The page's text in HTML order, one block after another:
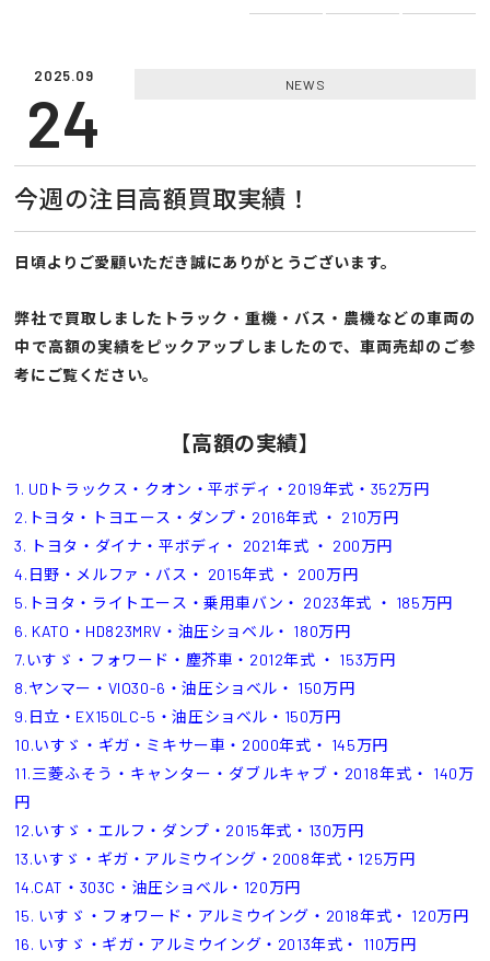
2025.09
24 NEWS
今週の注目高額買取実績！
日頃よりご愛顧いただき誠にありがとうございます。
弊社で買取しましたトラック・重機・バス・農機などの車両の
中で高額の実績をピックアップしましたので、車両売却のご参
考にご覧ください。
【高額の実績】
1. UDトラックス・クオン・平ボディ・2019年式・352万円
2.トヨタ・トヨエース・ダンプ・2016年式 ・ 210万円
3. トヨタ・ダイナ・平ボディ・ 2021年式 ・ 200万円
4.日野・メルファ・バス・ 2015年式 ・ 200万円
5.トヨタ・ライトエース・乗用車バン・ 2023年式 ・ 185万円
6. KATO・HD823MRV・油圧ショベル・ 180万円
7.いすゞ・フォワード・塵芥車・2012年式 ・ 153万円
8.ヤンマー・VIO30-6・油圧ショベル・ 150万円
9.日立・EX150LC-5・油圧ショベル・150万円
10.いすゞ・ギガ・ミキサー車・2000年式・ 145万円
11.三菱ふそう・キャンター・ダブルキャブ・2018年式・ 140万
円
12.いすゞ・エルフ・ダンプ・2015年式・130万円
13.いすゞ・ギガ・アルミウイング・2008年式・125万円
14.CAT・303C・油圧ショベル・120万円
15. いすゞ・フォワード・アルミウイング・2018年式・ 120万円
16. いすゞ・ギガ・アルミウイング・2013年式・ 110万円